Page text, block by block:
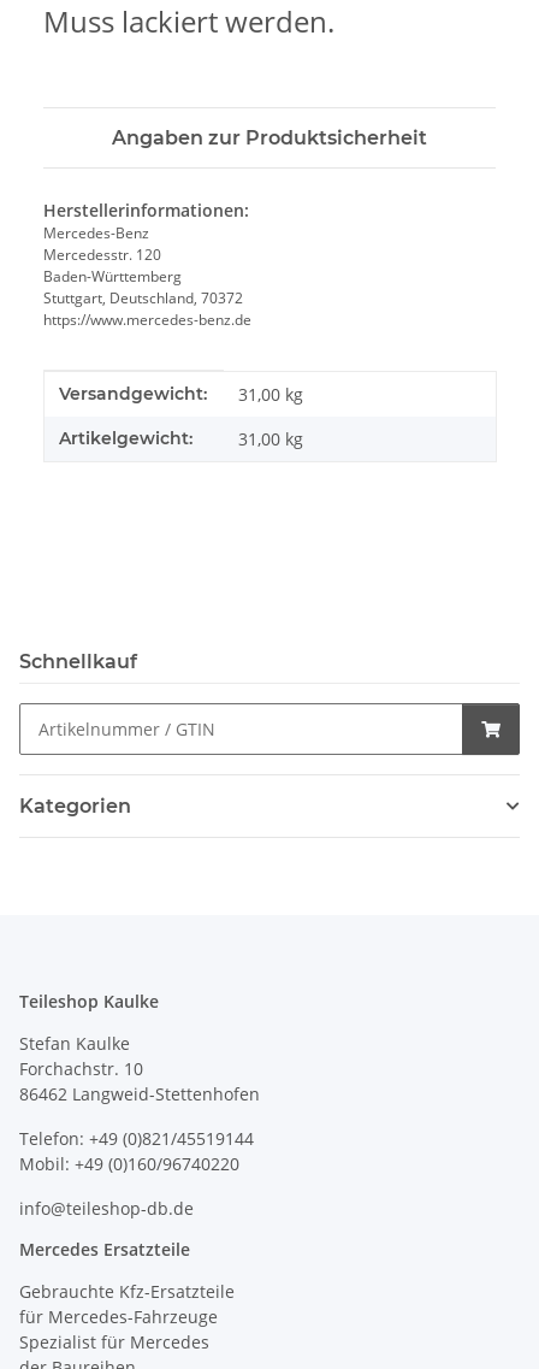
Muss lackiert werden.
Angaben zur Produktsicherheit
Herstellerinformationen:
Mercedes-Benz
Mercedesstr. 120
Baden-Württemberg
Stuttgart, Deutschland, 70372
https://www.mercedes-benz.de
Produkteigenschaft
Wert
Versandgewicht: 31,00 kg
Artikelgewicht: 31,00 kg
Schnellkauf
Kategorien
Teileshop Kaulke
Stefan Kaulke
Forchachstr. 10
86462 Langweid-Stettenhofen
Telefon: +49 (0)821/45519144
Mobil: +49 (0)160/96740220
info@teileshop-db.de
Mercedes Ersatzteile
Gebrauchte Kfz-Ersatzteile
für Mercedes-Fahrzeuge
Spezialist für Mercedes